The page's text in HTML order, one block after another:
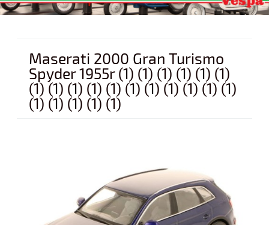
Maserati 2000 Gran Turismo
Spyder 1955r (1) (1) (1) (1) (1) (1)
(1) (1) (1) (1) (1) (1) (1) (1) (1) (1) (1)
(1) (1) (1) (1) (1)